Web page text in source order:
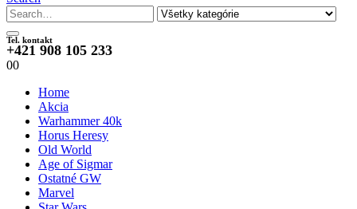
Tel. kontakt
+421 908 105 233
00
Home
Akcia
Warhammer 40k
Horus Heresy
Old World
Age of Sigmar
Ostatné GW
Marvel